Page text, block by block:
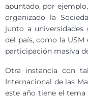
apuntado, por
organizado la
junto a universidades
del país, como la USM
participación masiva
Otra instancia con
Internacional de las
este año tiene el